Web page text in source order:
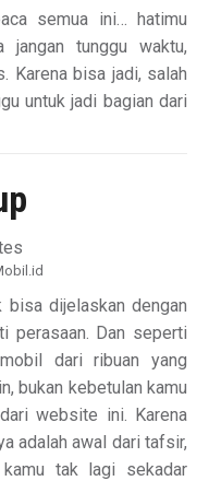
semua ini… hatimu
tunggu waktu,
Karena bisa jadi, salah
untuk jadi bagian dari
bisa dijelaskan dengan
perasaan. Dan seperti
dari ribuan yang
bukan kebetulan kamu
website ini. Karena
adalah awal dari tafsir,
tak lagi sekadar